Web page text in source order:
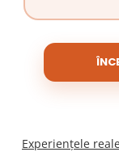
Experiențele